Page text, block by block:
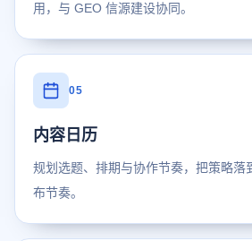
用，与 GEO 信源建设协同。
05
内容日历
规划选题、排期与协作节奏，把策略落
布节奏。